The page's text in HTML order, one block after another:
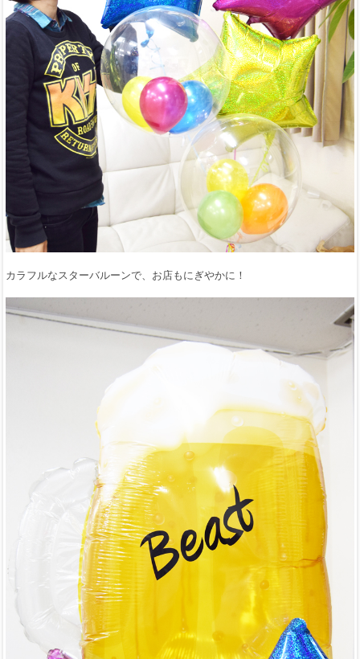
カラフルなスターバルーンで、お店もにぎやかに！